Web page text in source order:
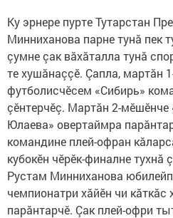
Ку эрнере пурте Тутарстан
Минниханова парне тунă пек
çумне çак вăхăталла тунă
те хушăнаççӗ. Çапла, мартăн
футболисчӗсем «Сибирь»
çӗнтерчӗç. Мартăн 2-мӗшӗнче
Юлаева» овертаймра
командине плей-офран
кубокӗн чӗрӗк-финалне тухнă
Рустам Минниханова
чемпионатри хăйӗн чи кăткăс
парăнтарчӗ. Çак плей-офри